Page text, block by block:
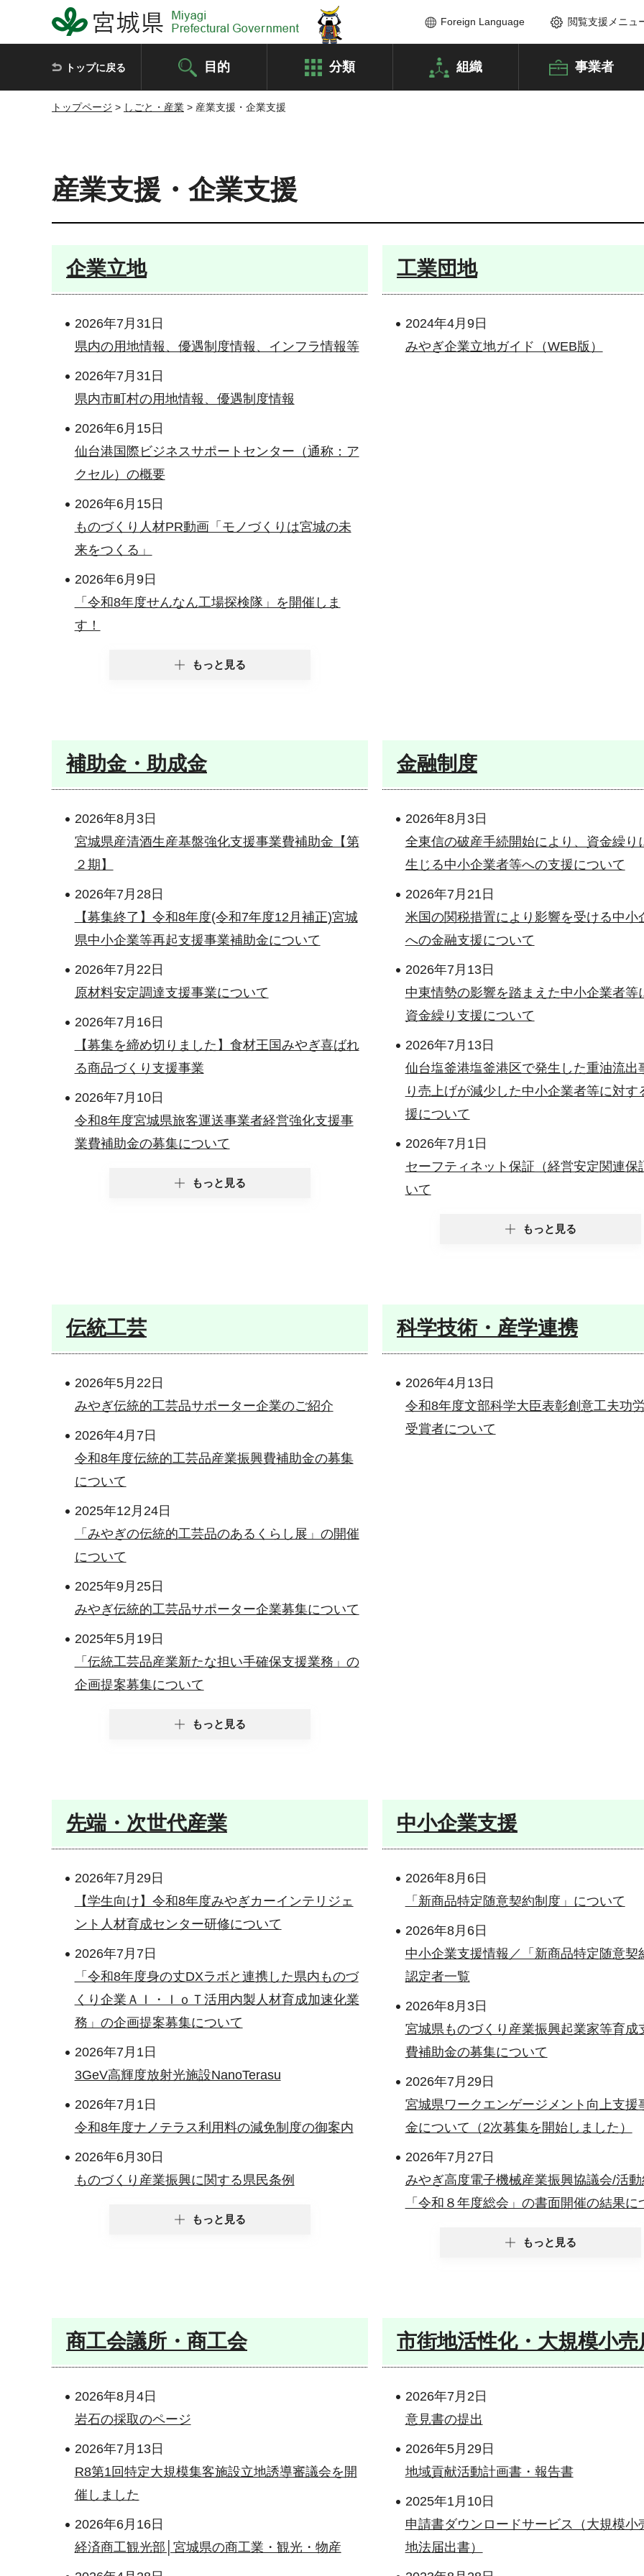
宮城県 Miyagi Prefectural Government Foreign Language 閲覧支援メニュ
トップに戻る 目的 分類 組織 事業者
トップページ > しごと・産業 > 産業支援・企業支援
産業支援・企業支援
企業立地
2026年7月31日
県内の用地情報、優遇制度情報、インフラ情報等
2026年7月31日
県内市町村の用地情報、優遇制度情報
2026年6月15日
仙台港国際ビジネスサポートセンター（通称：ア
クセル）の概要
2026年6月15日
ものづくり人材PR動画「モノづくりは宮城の未
来をつくる」
2026年6月9日
「令和8年度せんなん工場探検隊」を開催しま
す！
もっと見る
工業団地
2024年4月9日
みやぎ企業立地ガイド（WEB版）
補助金・助成金
2026年8月3日
宮城県産清酒生産基盤強化支援事業費補助金【第
２期】
2026年7月28日
【募集終了】令和8年度(令和7年度12月補正)宮城
県中小企業等再起支援事業補助金について
2026年7月22日
原材料安定調達支援事業について
2026年7月16日
【募集を締め切りました】食材王国みやぎ喜ばれ
る商品づくり支援事業
2026年7月10日
令和8年度宮城県旅客運送事業者経営強化支援事
業費補助金の募集について
もっと見る
金融制度
2026年8月3日
全東信の破産手続開始により、資金繰り
生じる中小企業者等への支援について
2026年7月21日
米国の関税措置により影響を受ける中小
への金融支援について
2026年7月13日
中東情勢の影響を踏まえた中小企業者等
資金繰り支援について
2026年7月13日
仙台塩釜港塩釜港区で発生した重油流出
り売上げが減少した中小企業者等に対す
援について
2026年7月1日
セーフティネット保証（経営安定関連保
いて
もっと見る
伝統工芸
2026年5月22日
みやぎ伝統的工芸品サポーター企業のご紹介
2026年4月7日
令和8年度伝統的工芸品産業振興費補助金の募集
について
2025年12月24日
「みやぎの伝統的工芸品のあるくらし展」の開催
について
2025年9月25日
みやぎ伝統的工芸品サポーター企業募集について
2025年5月19日
「伝統工芸品産業新たな担い手確保支援業務」の
企画提案募集について
もっと見る
科学技術・産学連携
2026年4月13日
令和8年度文部科学大臣表彰創意工夫功
受賞者について
先端・次世代産業
2026年7月29日
【学生向け】令和8年度みやぎカーインテリジェ
ント人材育成センター研修について
2026年7月7日
「令和8年度身の丈DXラボと連携した県内ものづ
くり企業ＡＩ・ＩｏＴ活用内製人材育成加速化業
務」の企画提案募集について
2026年7月1日
3GeV高輝度放射光施設NanoTerasu
2026年7月1日
令和8年度ナノテラス利用料の減免制度の御案内
2026年6月30日
ものづくり産業振興に関する県民条例
もっと見る
中小企業支援
2026年8月6日
「新商品特定随意契約制度」について
2026年8月6日
中小企業支援情報／「新商品特定随意契
認定者一覧
2026年8月3日
宮城県ものづくり産業振興起業家等育成
費補助金の募集について
2026年7月29日
宮城県ワークエンゲージメント向上支援
金について（2次募集を開始しました）
2026年7月27日
みやぎ高度電子機械産業振興協議会/活
「令和８年度総会」の書面開催の結果に
もっと見る
商工会議所・商工会
2026年8月4日
岩石の採取のページ
2026年7月13日
R8第1回特定大規模集客施設立地誘導審議会を開
催しました
2026年6月16日
経済商工観光部│宮城県の商工業・観光・物産
市街地活性化・大規模小売
2026年7月2日
意見書の提出
2026年5月29日
地域貢献活動計画書・報告書
2025年1月10日
申請書ダウンロードサービス（大規模小
地法届出書）